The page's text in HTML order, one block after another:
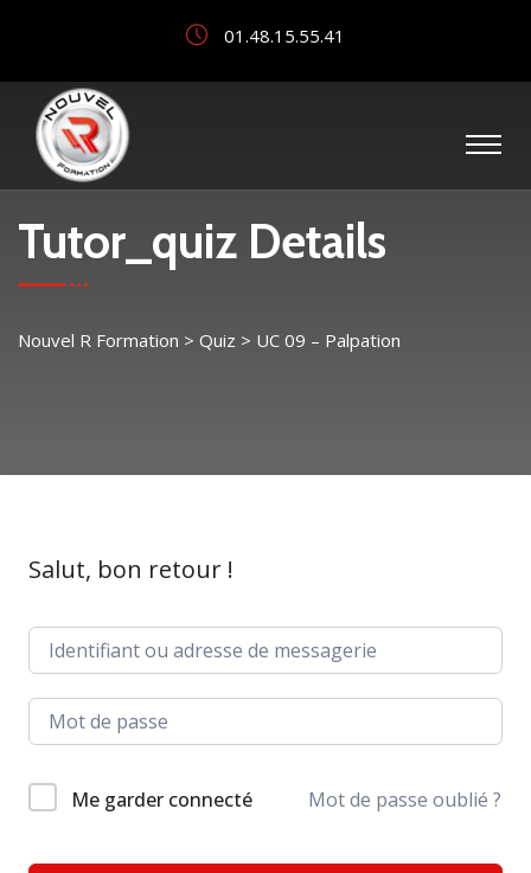
01.48.15.55.41
Tutor_quiz Details
Nouvel R Formation > Quiz > UC 09 – Palpation
Salut, bon retour !
Me garder connecté Mot de passe oublié ?